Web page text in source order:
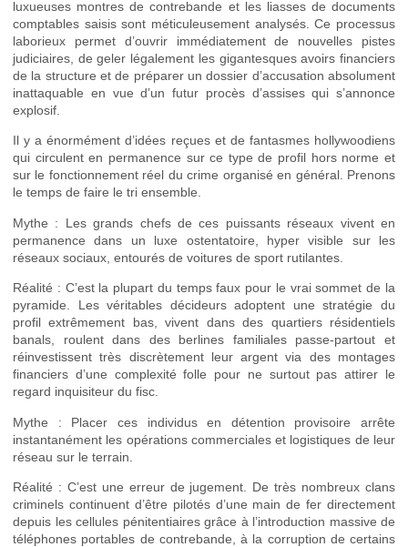
luxueuses montres de contrebande et les liasses de documents
comptables saisis sont méticuleusement analysés. Ce processus
laborieux permet d’ouvrir immédiatement de nouvelles pistes
judiciaires, de geler légalement les gigantesques avoirs financiers
de la structure et de préparer un dossier d’accusation absolument
inattaquable en vue d’un futur procès d’assises qui s’annonce
explosif.
Il y a énormément d’idées reçues et de fantasmes hollywoodiens
qui circulent en permanence sur ce type de profil hors norme et
sur le fonctionnement réel du crime organisé en général. Prenons
le temps de faire le tri ensemble.
Mythe : Les grands chefs de ces puissants réseaux vivent en
permanence dans un luxe ostentatoire, hyper visible sur les
réseaux sociaux, entourés de voitures de sport rutilantes.
Réalité : C’est la plupart du temps faux pour le vrai sommet de la
pyramide. Les véritables décideurs adoptent une stratégie du
profil extrêmement bas, vivent dans des quartiers résidentiels
banals, roulent dans des berlines familiales passe-partout et
réinvestissent très discrètement leur argent via des montages
financiers d’une complexité folle pour ne surtout pas attirer le
regard inquisiteur du fisc.
Mythe : Placer ces individus en détention provisoire arrête
instantanément les opérations commerciales et logistiques de leur
réseau sur le terrain.
Réalité : C’est une erreur de jugement. De très nombreux clans
criminels continuent d’être pilotés d’une main de fer directement
depuis les cellules pénitentiaires grâce à l’introduction massive de
téléphones portables de contrebande, à la corruption de certains